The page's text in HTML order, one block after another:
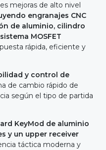
mejoras de alto nivel
engranajes CNC
de aluminio, cilindro
MOSFET
rápida, eficiente y
y control de
de cambio rápido de
según el tipo de partida
KeyMod de aluminio
y un upper receiver
táctica moderna y